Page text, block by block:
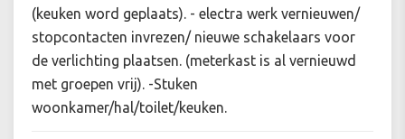
(keuken word geplaats). - electra werk vernieuwen/
stopcontacten invrezen/ nieuwe schakelaars voor
de verlichting plaatsen. (meterkast is al vernieuwd
met groepen vrij). -Stuken
woonkamer/hal/toilet/keuken.